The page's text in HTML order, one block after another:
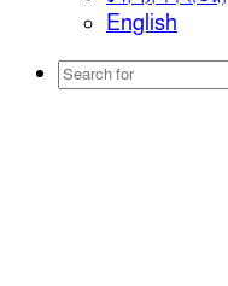
English